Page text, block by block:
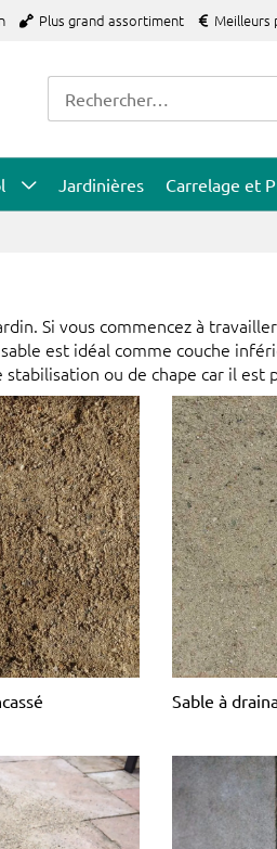
Plus grand assortiment Meilleurs
Jardinières Carrelage et
Si vous commencez à
est idéal comme couche
ou de chape car il est
Sable à